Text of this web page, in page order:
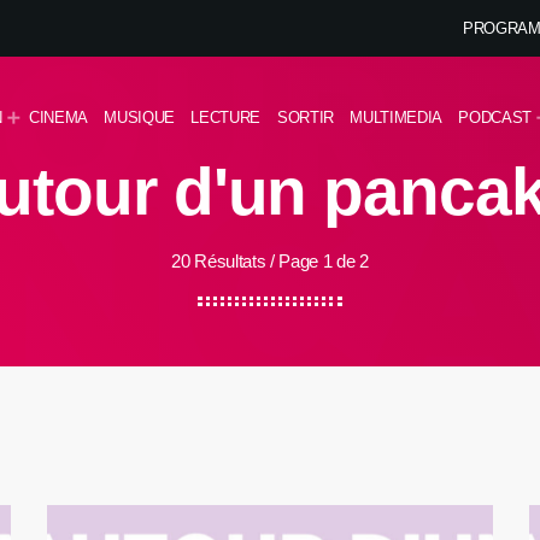
CINEMA MUSIQUE LECTURE SORTIR MULTIMEDIA PODCAST
d'un
20 Résultats / Page 1 de 2